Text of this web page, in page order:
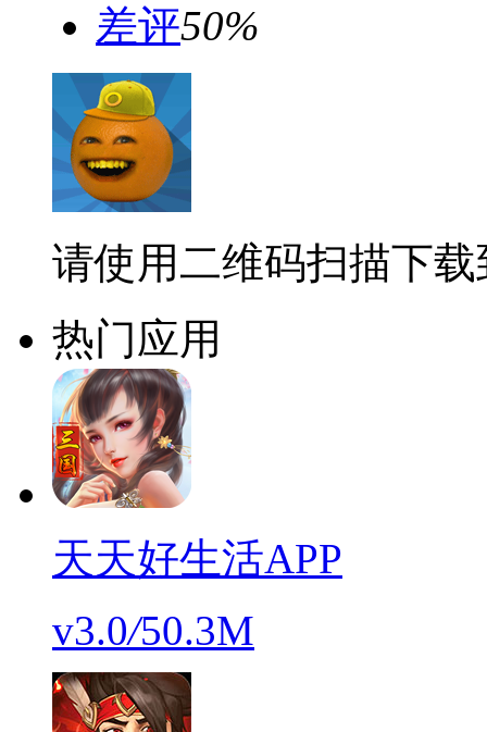
差评50%
请使用二维码扫描下
热门应用
天天好生活APP
v3.0/50.3M